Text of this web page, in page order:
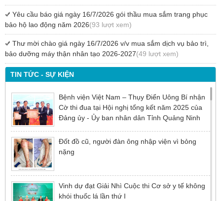
TIN TỨC - SỰ KIỆN
Bệnh viện Việt Nam – Thụy Điển Uông Bí nhận
Cờ thi đua tại Hội nghị tổng kết năm 2025 của
Đảng ủy - Ủy ban nhân dân Tỉnh Quảng Ninh
Đốt đồ cũ, người đàn ông nhập viện vì bỏng
nặng
Vinh dự đạt Giải Nhì Cuộc thi Cơ sở y tế không
khói thuốc lá lần thứ I
Yêu cầu báo giá ngày 16/7/2026 gói thầu mua sắm trang phục
bảo hộ lao động năm 2026(93 lượt xem)
Thư mời chào giá ngày 16/7/2026 v/v mua sắm dịch vụ bảo trì,
bảo dưỡng máy thận nhân tạo 2026-2027(49 lượt xem)